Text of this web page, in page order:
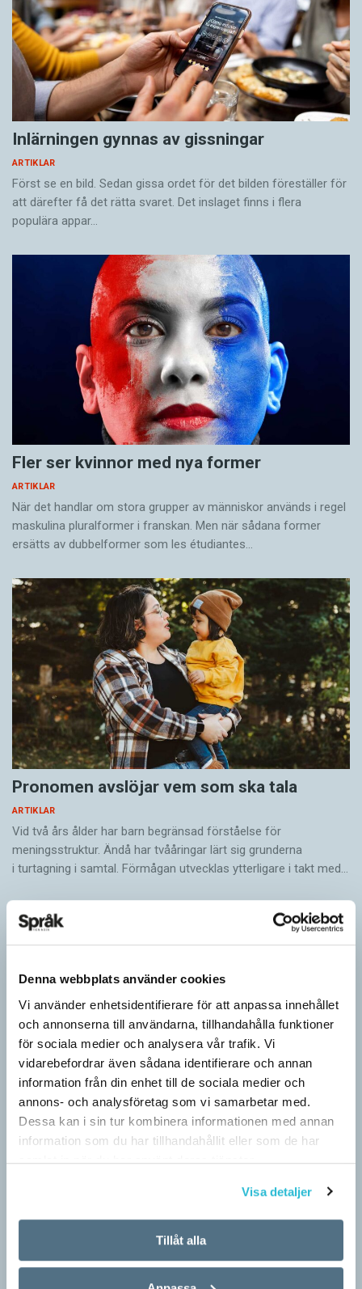
Denna webbplats använder cookies
Vi använder enhetsidentifierare för att anpassa innehållet
och annonserna till användarna, tillhandahålla funktioner
för sociala medier och analysera vår trafik. Vi
vidarebefordrar även sådana identifierare och annan
information från din enhet till de sociala medier och
annons- och analysföretag som vi samarbetar med.
Dessa kan i sin tur kombinera informationen med annan
information som du har tillhandahållit eller som de har
samlat in när du har använt deras tjänster.
Visa detaljer
Tillåt alla
Inlärningen gynnas av gissningar
ARTIKLAR
Först se en bild. Sedan gissa ordet för det bilden föreställer för
att därefter få det rätta svaret. Det inslaget finns i flera
populära appar…
Fler ser kvinnor med nya former
ARTIKLAR
När det handlar om stora grupper av människor används i regel
maskulina pluralformer i franskan. Men när sådana ­former
ersätts av dubbel­former som les étudiantes…
Pronomen avslöjar vem som ska tala
ARTIKLAR
Vid två års ålder har barn begränsad förståelse för
meningsstruktur. Ändå har tvååringar lärt sig grunderna
i turtagning i samtal. Förmågan utvecklas ytterligare i takt med…
Hundfiskare vill få någon på kroken
ARTIKLAR